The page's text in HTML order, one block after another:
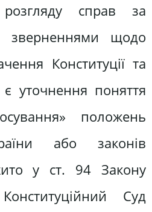
справ за
зверненнями щодо
Конституції та
є уточнення поняття
положень
або законів
у ст. 94 Закону
Суд